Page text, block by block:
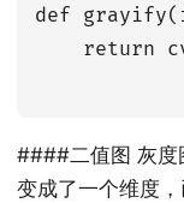
def
return
####二值图 灰度
变成了一个维度